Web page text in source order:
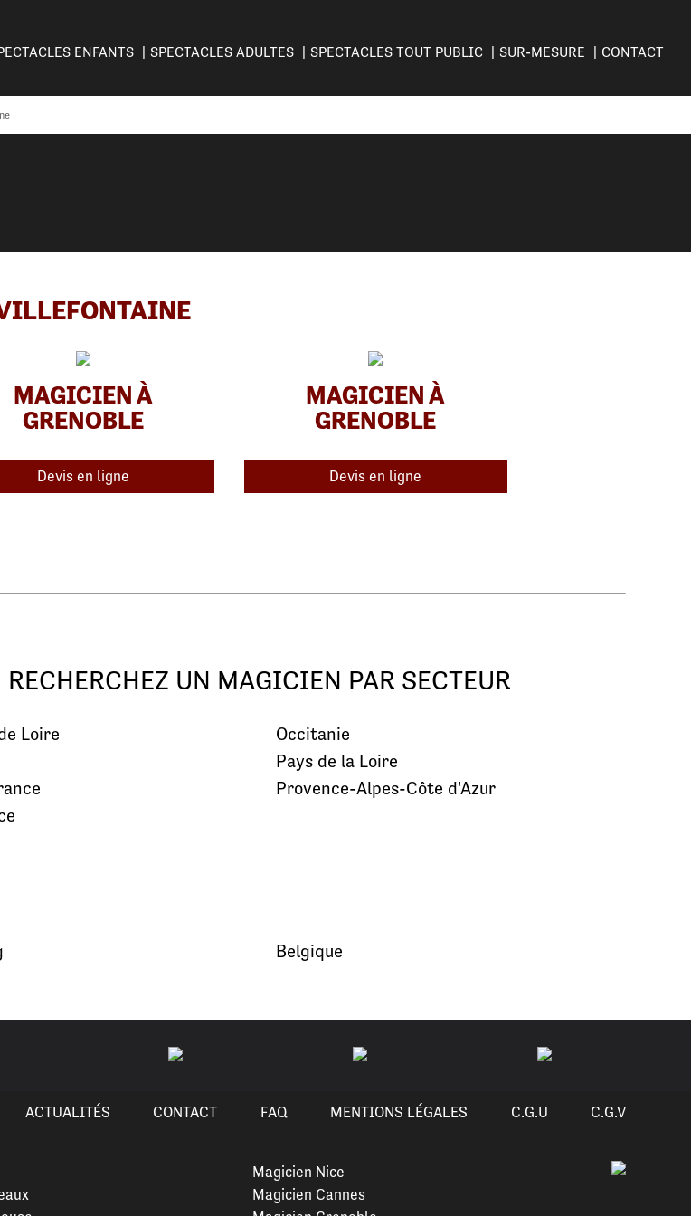
ENFANTS SPECTACLES ADULTES SPECTACLES TOUT PUBLIC SUR-MESURE CONTACT
MAGICIEN À
GRENOBLE
Devis en ligne
MAGICIEN À
GRENOBLE
Devis en ligne
| RECHERCHEZ UN MAGICIEN PAR SECTEUR
Loire
Occitanie
Pays de la Loire
Provence-Alpes-Côte d'Azur
Belgique
ACTUALITÉS CONTACT FAQ MENTIONS LÉGALES C.G.U C.G.V
Magicien Nice
Magicien Cannes